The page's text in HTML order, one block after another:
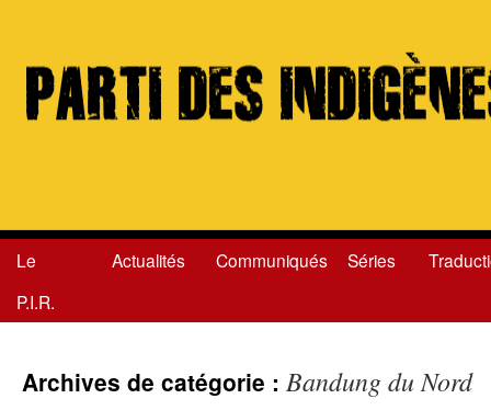
Aller
au
Le
P.I.R.
Actualités Communiqués Séries
Archives de catégorie : Bandung du Nord